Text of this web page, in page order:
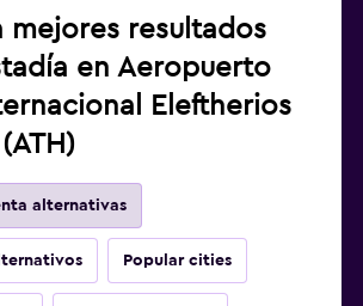
mejores resultados
en Aeropuerto
Eleftherios
alternativas
Popular cities